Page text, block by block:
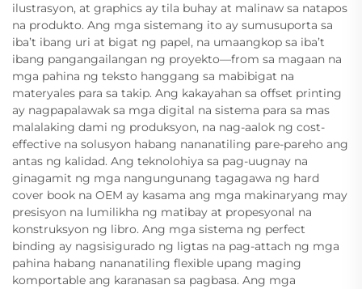
ilustrasyon, at graphics ay tila buhay at malinaw sa natapos
na produkto. Ang mga sistemang ito ay sumusuporta sa
iba’t ibang uri at bigat ng papel, na umaangkop sa iba’t
ibang pangangailangan ng proyekto—from sa magaan na
mga pahina ng teksto hanggang sa mabibigat na
materyales para sa takip. Ang kakayahan sa offset printing
ay nagpapalawak sa mga digital na sistema para sa mas
malalaking dami ng produksyon, na nag-aalok ng cost-
effective na solusyon habang nananatiling pare-pareho ang
antas ng kalidad. Ang teknolohiya sa pag-uugnay na
ginagamit ng mga nangungunang tagagawa ng hard
cover book na OEM ay kasama ang mga makinaryang may
presisyon na lumilikha ng matibay at propesyonal na
konstruksyon ng libro. Ang mga sistema ng perfect
binding ay nagsisigurado ng ligtas na pag-attach ng mga
pahina habang nananatiling flexible upang maging
komportable ang karanasan sa pagbasa. Ang mga